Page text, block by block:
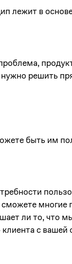
лежит в
решить
быть им
сможете
ли то, что
с вашей